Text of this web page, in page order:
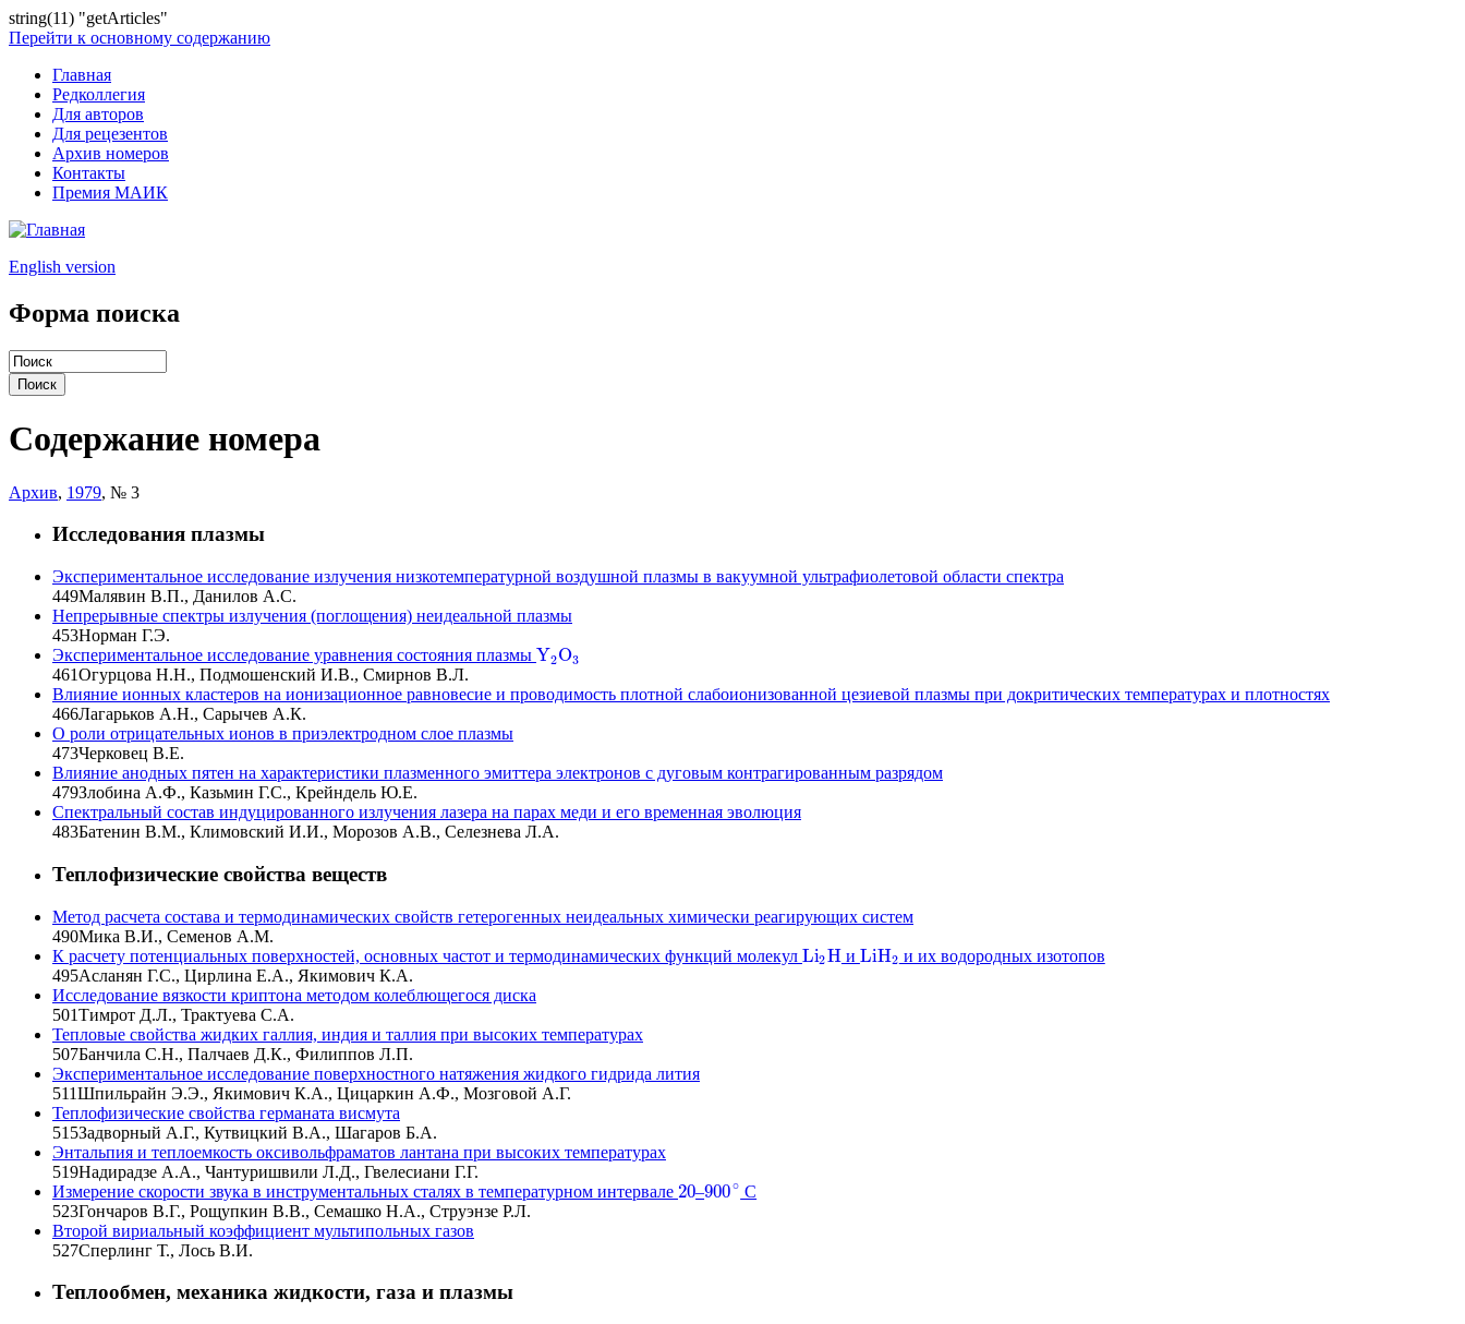
string(11) "getArticles"
Перейти к основному содержанию
Главная
Редколлегия
Для авторов
Для рецезентов
Архив номеров
Контакты
Премия МАИК
English version
Форма поиска
Содержание номера
Архив, 1979, № 3
Исследования плазмы
Экспериментальное исследование излучения низкотемпературной воздушной плазмы в вакуумной ультрафиолетовой области спектра
449Малявин В.П., Данилов А.С.
Непрерывные спектры излучения (поглощения) неидеальной плазмы
453Норман Г.Э.
Экспериментальное исследование уравнения состояния плазмы Y2O3
Y2O3
461Огурцова Н.Н., Подмошенский И.В., Смирнов В.Л.
Влияние ионных кластеров на ионизационное равновесие и проводимость плотной слабоионизованной цезиевой плазмы при докритических температурах и плотностях
466Лагарьков А.Н., Сарычев А.К.
О роли отрицательных ионов в приэлектродном слое плазмы
473Черковец В.Е.
Влияние анодных пятен на характеристики плазменного эмиттера электронов с дуговым контрагированным разрядом
479Злобина А.Ф., Казьмин Г.С., Крейндель Ю.Е.
Спектральный состав индуцированного излучения лазера на парах меди и его временная эволюция
483Батенин В.М., Климовский И.И., Морозов А.В., Селезнева Л.А.
Теплофизические свойства веществ
Метод расчета состава и термодинамических свойств гетерогенных неидеальных химически реагирующих систем
490Мика В.И., Семенов А.М.
К расчету потенциальных поверхностей, основных частот и термодинамических функций молекул Li2H
Li2Hи LiH2
LiH2 и их водородных изотопов
495Асланян Г.С., Цирлина Е.А., Якимович К.А.
Исследование вязкости криптона методом колеблющегося диска
501Тимрот Д.Л., Трактуева С.А.
Тепловые свойства жидких галлия, индия и таллия при высоких температурах
507Банчила С.Н., Палчаев Д.К., Филиппов Л.П.
Экспериментальное исследование поверхностного натяжения жидкого гидрида лития
511Шпильрайн Э.Э., Якимович К.А., Цицаркин А.Ф., Мозговой А.Г.
Теплофизические свойства германата висмута
515Задворный А.Г., Кутвицкий В.А., Шагаров Б.А.
Энтальпия и теплоемкость оксивольфраматов лантана при высоких температурах
519Надирадзе А.А., Чантуришвили Л.Д., Гвелесиани Г.Г.
Измерение скорости звука в инструментальных сталях в температурном интервале 20
20–900∘
900∘ С
523Гончаров В.Г., Рощупкин В.В., Семашко Н.А., Струэнзе Р.Л.
Второй вириальный коэффициент мультипольных газов
527Сперлинг Т., Лось В.И.
Теплообмен, механика жидкости, газа и плазмы